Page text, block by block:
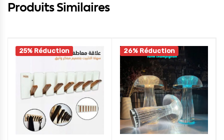
Produits Similaires
25% Réduction 26% Réduction